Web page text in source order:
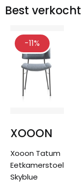
Best verkocht
-11%
XOOON
Xooon Tatum
Eetkamerstoel
Skyblue